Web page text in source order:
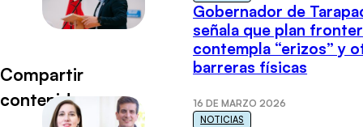
Compartir
contenido
Gobernador de
señala que plan
contempla “erizos” y
barreras físicas
16 DE MARZO 2026
NOTICIAS